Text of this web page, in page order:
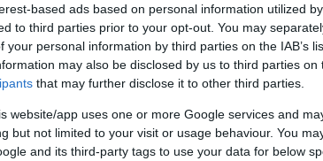
based ads based on personal information utilized
to third parties prior to your opt-out. You may
your personal information by third parties on the IAB’s
may also be disclosed by us to third parties on
that may further disclose it to other third parties.
website/app uses one or more Google services and
but not limited to your visit or usage behaviour. You
and its third-party tags to use your data for below